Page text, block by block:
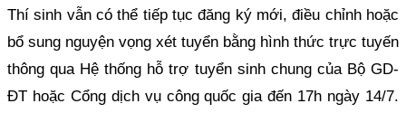
Thí sinh vẫn có thể tiếp tục đăng ký mới, điều chỉnh hoặc
bổ sung nguyện vọng xét tuyển bằng hình thức trực tuyến
thông qua Hệ thống hỗ trợ tuyển sinh chung của Bộ GD-
ĐT hoặc Cổng dịch vụ công quốc gia đến 17h ngày 14/7.